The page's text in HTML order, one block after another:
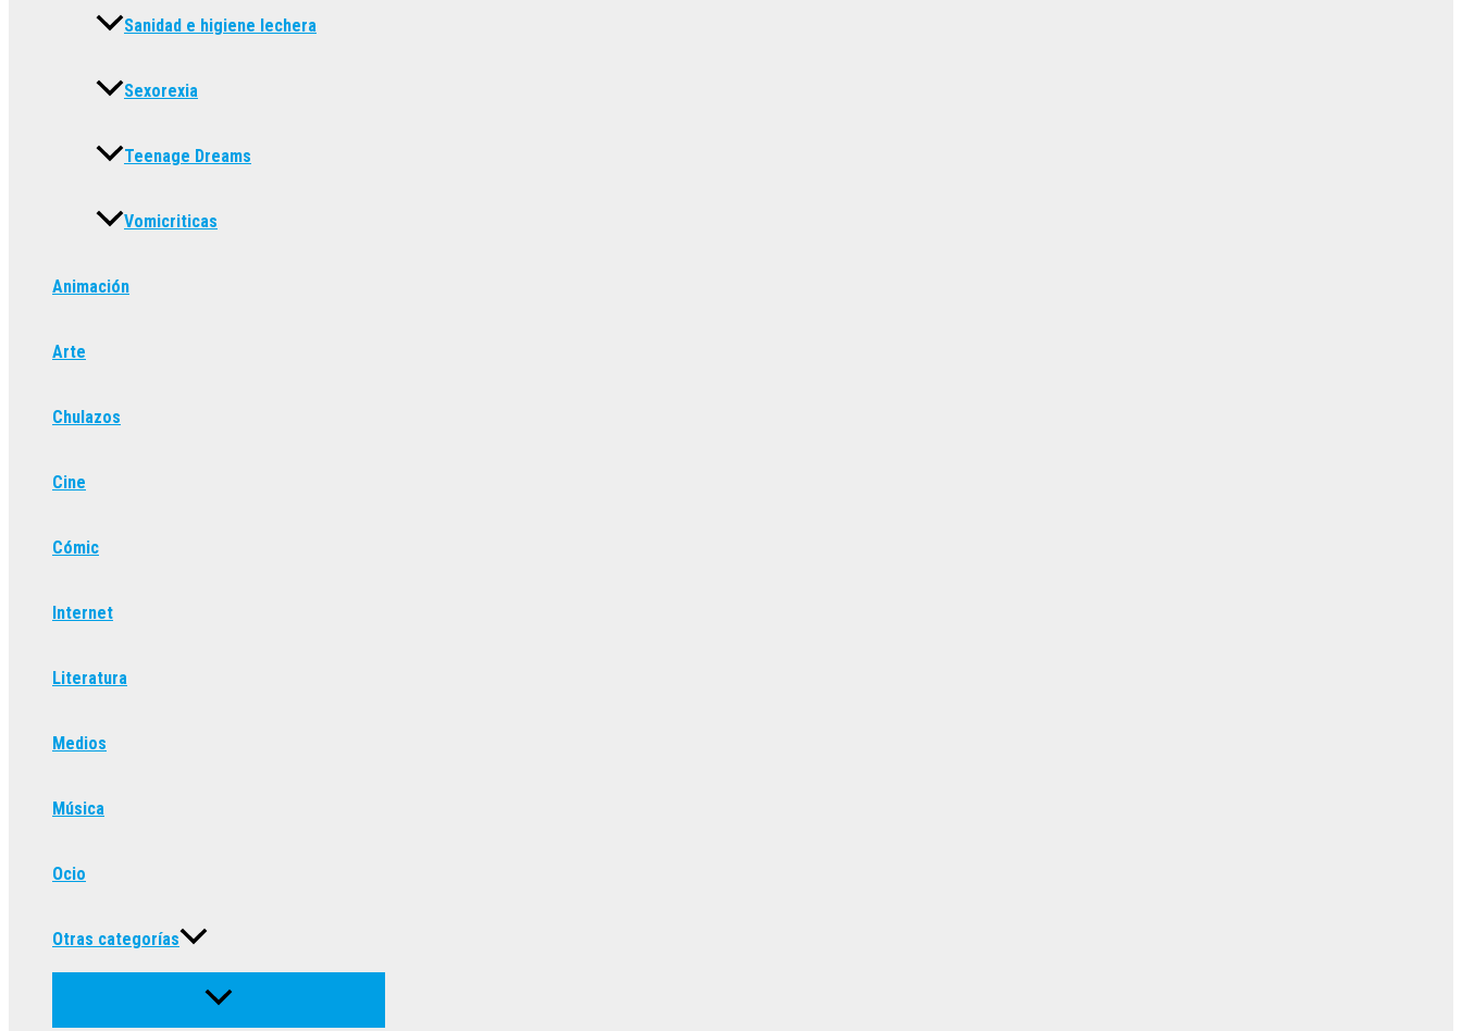
Sanidad e higiene lechera
Sexorexia
Teenage Dreams
Vomicriticas
Animación
Arte
Chulazos
Cine
Cómic
Internet
Literatura
Medios
Música
Ocio
Otras categorías